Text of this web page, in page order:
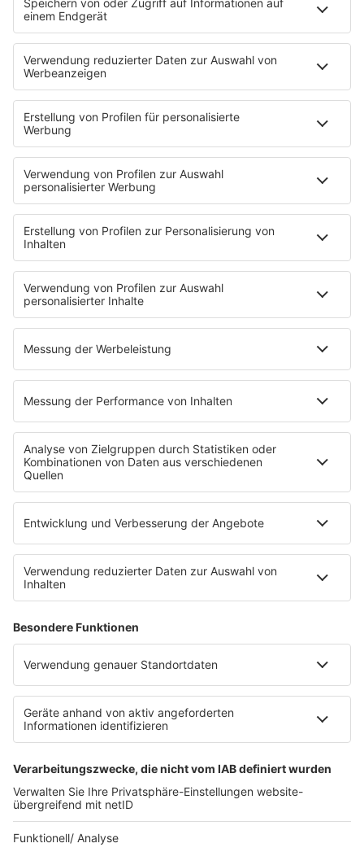
Ticket gekauft haben. Die Rückerstattung Ihres
Kaufpreises erfolgt direkt über den Dienstleister.”
HOME
INFOS
Kontakt
Jobs & Praktika
Pressekontakt
Presse & Downloads
Wetter
EMPFANG
Übersicht
bigFM App
radio.de
radioplayer.de
Partner
WERBUNG
Leistungen und Produkte
Ansprechpartner
RECHTLICHES
Impressum
Datenschutz
Datenschutzeinstellungen
Datenverarbeitung bei Gewinnspielen
Teilnahmebedingungen
Bildnachweise
KI-Leitlinie